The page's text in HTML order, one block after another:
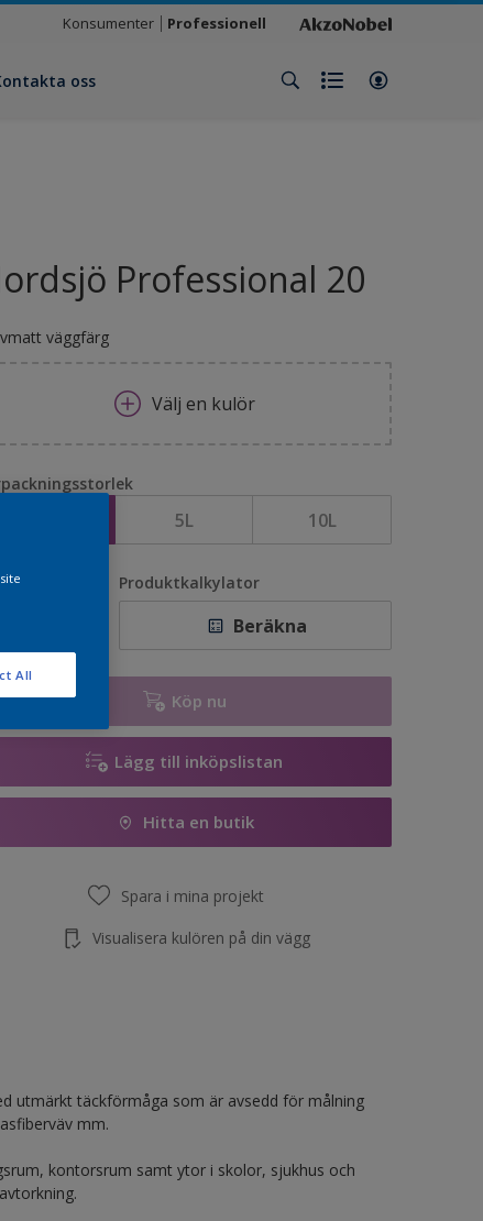
Konsumenter Professionell
oss
Professional 20
väggfärg
Välj en kulör
5L 10L
Produktkalkylator
Beräkna
Köp nu
Lägg till inköpslistan
Hitta en butik
Spara i mina projekt
Visualisera kulören på din vägg
utmärkt täckförmåga som är avsedd för målning
mm.
kontorsrum samt ytor i skolor, sjukhus och
All